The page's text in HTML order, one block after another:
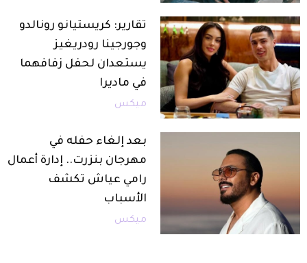
تقارير: كريستيانو رونالدو
وجورجينا رودريغيز
يستعدان لحفل زفافهما
في ماديرا
ميكس
بعد إلغاء حفله في
مهرجان بنزرت.. إدارة أعمال
رامي عياش تكشف
الأسباب
ميكس